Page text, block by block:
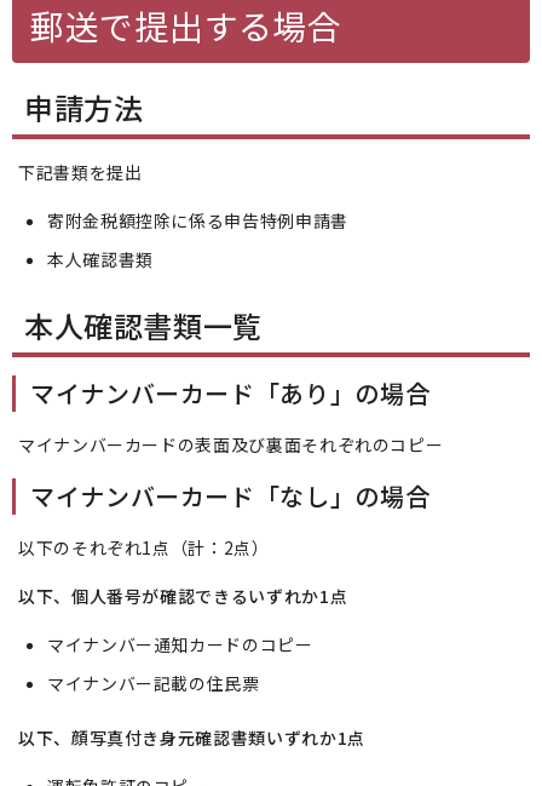
郵送で提出する場合
申請方法
下記書類を提出
寄附金税額控除に係る申告特例申請書
本人確認書類
本人確認書類一覧
マイナンバーカード「あり」の場合
マイナンバーカードの表面及び裏面それぞれのコピー
マイナンバーカード「なし」の場合
以下のそれぞれ1点（計：2点）
以下、個人番号が確認できるいずれか1点
マイナンバー通知カードのコピー
マイナンバー記載の住民票
以下、顔写真付き身元確認書類いずれか1点